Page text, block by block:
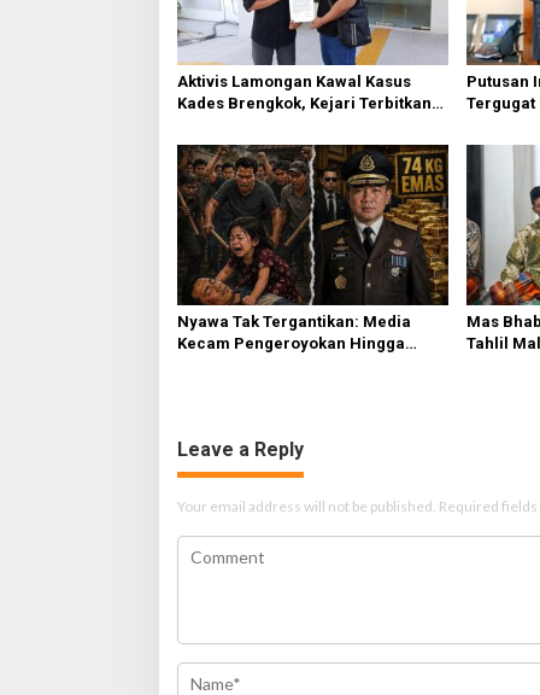
g
a
t
i
o
n
Aktivis Lamongan Kawal Kasus
Kades Brengkok, Kejari Terbitkan
Putusan
Tergugat
Nyawa Tak Tergantikan: Media
Kecam Pengeroyokan Hingga
Mas
Tahlil
Leave a Reply
Your email address will not be published. Required